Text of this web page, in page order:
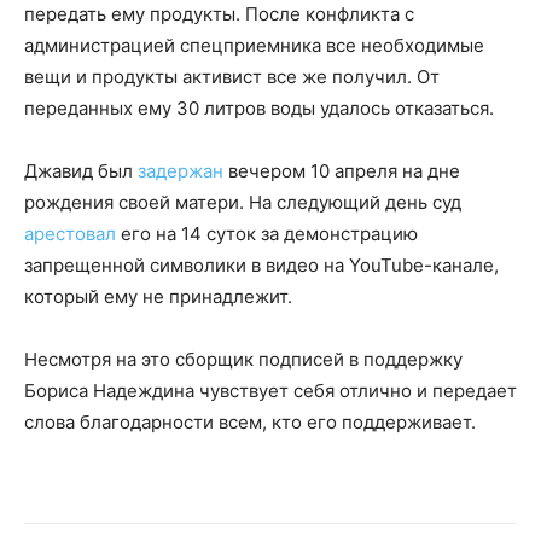
передать ему продукты. После конфликта с
администрацией спецприемника все необходимые
вещи и продукты активист все же получил. От
переданных ему 30 литров воды удалось отказаться.
Джавид был задержан вечером 10 апреля на дне
рождения своей матери. На следующий день суд
арестовал его на 14 суток за демонстрацию
запрещенной символики в видео на YouTube-канале,
который ему не принадлежит.
Несмотря на это сборщик подписей в поддержку
Бориса Надеждина чувствует себя отлично и передает
слова благодарности всем, кто его поддерживает.